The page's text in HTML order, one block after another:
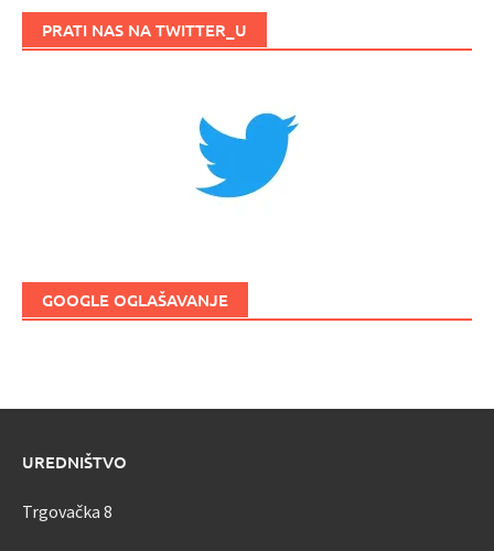
PRATI NAS NA TWITTER_U
GOOGLE OGLAŠAVANJE
UREDNIŠTVO
Trgovačka 8